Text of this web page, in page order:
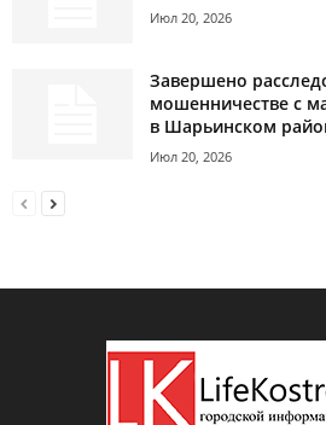
Июл 20, 2026
Завершено
мошенничестве с
в Шарьинском
Июл 20, 2026